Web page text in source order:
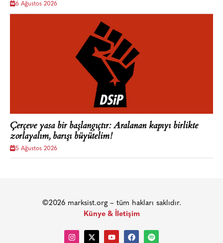
6 Ağustos 2026
Çerçeve yasa bir başlangıçtır: Aralanan kapıyı birlikte
zorlayalım, barışı büyütelim!
5 Ağustos 2026
©2026 marksist.org – tüm hakları saklıdır.
Künye & İletişim